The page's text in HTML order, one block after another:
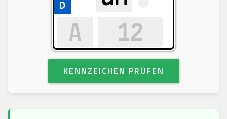
KENNZEICHEN PRÜFEN